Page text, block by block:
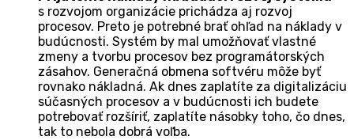
s rozvojom organizácie prichádza aj rozvoj
procesov. Preto je potrebné brať ohľad na náklady v
budúcnosti. Systém by mal umožňovať vlastné
zmeny a tvorbu procesov bez programátorských
zásahov. Generačná obmena softvéru môže byť
rovnako nákladná. Ak dnes zaplatíte za digitalizáciu
súčasných procesov a v budúcnosti ich budete
potrebovať rozšíriť, zaplatíte násobky toho, čo dnes,
tak to nebola dobrá voľba.